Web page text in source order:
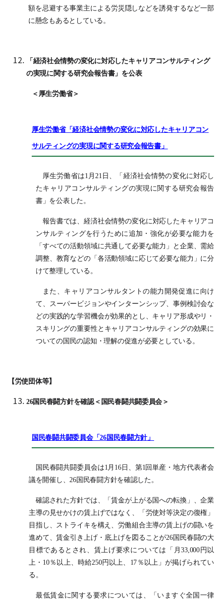
額を忌避する事業主による労災隠しなどを誘発するなど一部
に懸念もあるとしている。
「経済社会情勢の変化に対応したキャリアコンサルティング
の実現に関する研究会報告書」を公表
＜厚生労働省＞
厚生労働省「経済社会情勢の変化に対応したキャリアコン
サルティングの実現に関する研究会報告書」
厚生労働省は1月21日、「経済社会情勢の変化に対応し
たキャリアコンサルティングの実現に関する研究会報告
書」を公表した。
報告書では、経済社会情勢の変化に対応したキャリアコ
ンサルティングを行うために追加・強化が必要な能力を
「すべての活動領域に共通して必要な能力」と企業、需給
調整、教育などの「各活動領域に応じて必要な能力」に分
けて整理している。
また、キャリアコンサルタントの能力開発促進に向け
て、スーパービジョンやインターンシップ、事例検討会な
どの実践的な学習機会が効果的とし、キャリア形成やリ・
スキリングの重要性とキャリアコンサルティングの効果に
ついての国民の認知・理解の促進が必要としている。
【労使団体等】
26国民春闘方針を確認＜国民春闘共闘委員会＞
国民春闘共闘委員会「26国民春闘方針」
国民春闘共闘委員会は1月16日、第1回単産・地方代表者会
議を開催し、26国民春闘方針を確認した。
確認された方針では、「賃金が上がる国への転換」、企業
主導の見せかけの賃上げではなく、「労使対等決定の復権」
目指し、ストライキを構え、労働組合主導の賃上げの闘いを
進めて、賃金引き上げ・底上げを図ることが26国民春闘の大
目標であるとされ、賃上げ要求については「月33,000円以
上・10％以上、時給250円以上、17％以上」が掲げられてい
る。
最低賃金に関する要求については、「いますぐ全国一律